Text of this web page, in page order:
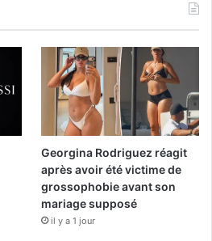
Georgina Rodriguez réagit
après avoir été victime de
grossophobie avant son
mariage supposé
il y a 1 jour